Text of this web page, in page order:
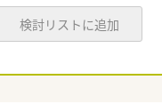
検討リストに追加